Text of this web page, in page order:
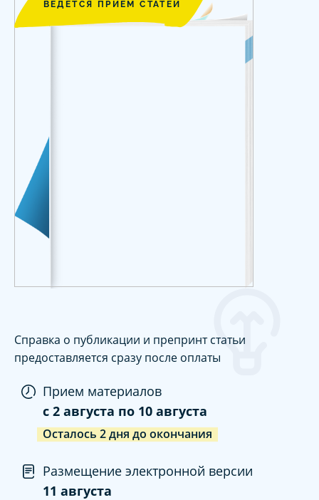
ВЕДЕТСЯ ПРИЕМ СТАТЕЙ
Справка о публикации и препринт статьи
предоставляется сразу после оплаты
Прием материалов
c 2 августа по 10 августа
Осталось 2дня до окончания
Размещение электронной версии
11 августа